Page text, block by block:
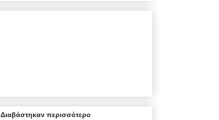
Διαβάστηκαν περισσότερο